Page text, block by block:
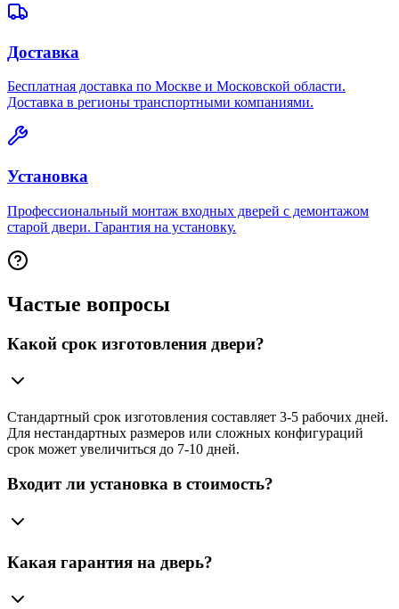
Доставка
Бесплатная доставка по Москве и Московской области.
Доставка в регионы транспортными компаниями.
Установка
Профессиональный монтаж входных дверей с демонтажом
старой двери. Гарантия на установку.
Частые вопросы
Какой срок изготовления двери?
Стандартный срок изготовления составляет 3-5 рабочих дней.
Для нестандартных размеров или сложных конфигураций
срок может увеличиться до 7-10 дней.
Входит ли установка в стоимость?
Какая гарантия на дверь?